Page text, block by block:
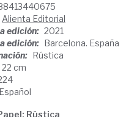
Alienta Editorial
edición: 2021
edición: Barcelona. España
Rústica
22 cm
Español
Rústica